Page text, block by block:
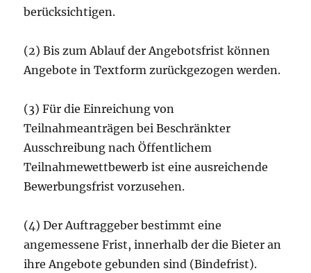
berücksichtigen.
(2) Bis zum Ablauf der Angebotsfrist können
Angebote in Textform zurückgezogen werden.
(3) Für die Einreichung von
Teilnahmeanträgen bei Beschränkter
Ausschreibung nach Öffentlichem
Teilnahmewettbewerb ist eine ausreichende
Bewerbungsfrist vorzusehen.
(4) Der Auftraggeber bestimmt eine
angemessene Frist, innerhalb der die Bieter an
ihre Angebote gebunden sind (Bindefrist).